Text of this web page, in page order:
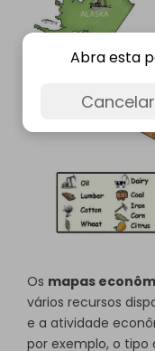
Os mapas
vários recursos
e a atividade
por exemplo, o tipo
Abra esta
Cancelar